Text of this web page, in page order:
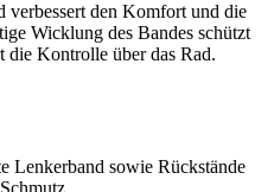
verbessert den Komfort und die
Wicklung des Bandes schützt
die Kontrolle über das Rad.
Lenkerband sowie Rückstände